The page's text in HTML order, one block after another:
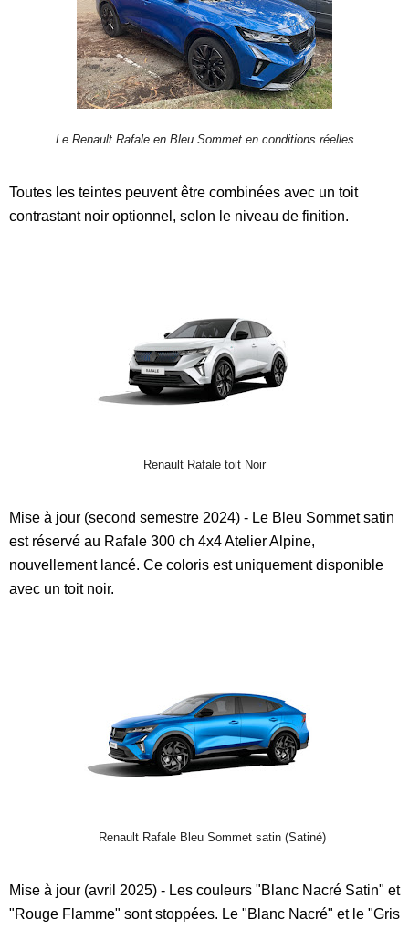
Le Renault Rafale en Bleu Sommet en conditions réelles
Toutes les teintes peuvent être combinées avec un toit
contrastant noir optionnel, selon le niveau de finition.
Renault Rafale toit Noir
Mise à jour (second semestre 2024) - Le Bleu Sommet satin
est réservé au Rafale 300 ch 4x4 Atelier Alpine,
nouvellement lancé. Ce coloris est uniquement disponible
avec un toit noir.
Renault Rafale Bleu Sommet satin (Satiné)
Mise à jour (avril 2025) - Les couleurs "Blanc Nacré Satin" et
"Rouge Flamme" sont stoppées. Le "Blanc Nacré" et le "Gris